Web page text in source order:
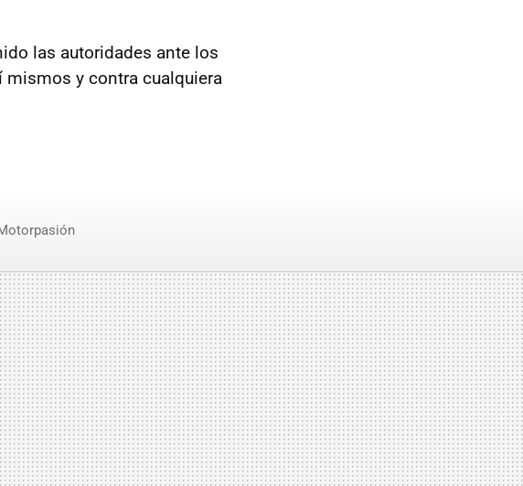
las autoridades ante los
y contra cualquiera